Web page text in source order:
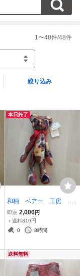
1 〜48件/48件
絞り込み
本日終了
和柄 ベアー 工房 手
作り 花柄 くま 熊 ぬいぐ
るみ 身長約33cn
即決 2,000円
＋送料810円
0
8時間
送料無料